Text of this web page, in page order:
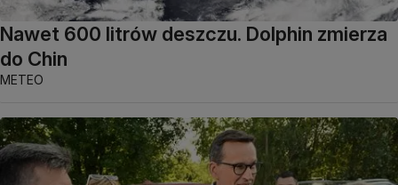
Nawet 600 litrów deszczu. Dolphin zmierza
do Chin
METEO